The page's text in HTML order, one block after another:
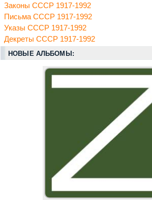
Законы СССР 1917-1992
Письма СССР 1917-1992
Указы СССР 1917-1992
Декреты СССР 1917-1992
НОВЫЕ АЛЬБОМЫ: